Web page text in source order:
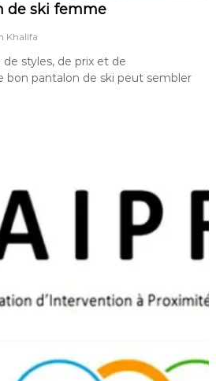
de ski femme
Khalifa
styles, de prix et de
bon pantalon de ski peut sembler